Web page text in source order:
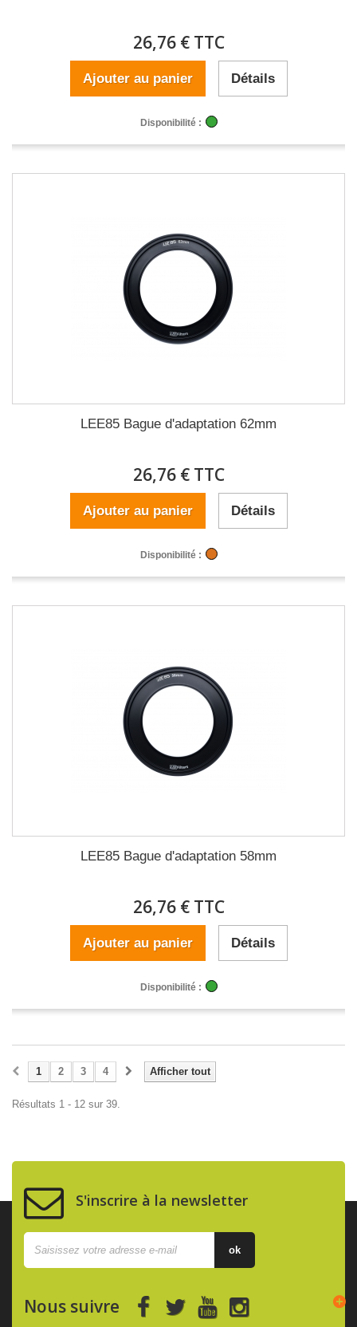
26,76 € TTC
Ajouter au panier Détails
Disponibilité :
LEE85 Bague d'adaptation 62mm
26,76 € TTC
Ajouter au panier Détails
Disponibilité :
LEE85 Bague d'adaptation 58mm
26,76 € TTC
Ajouter au panier Détails
Disponibilité :
Afficher tout
1 2 3 4
Résultats 1 - 12 sur 39.
S'inscrire à la newsletter
ok
Nous suivre